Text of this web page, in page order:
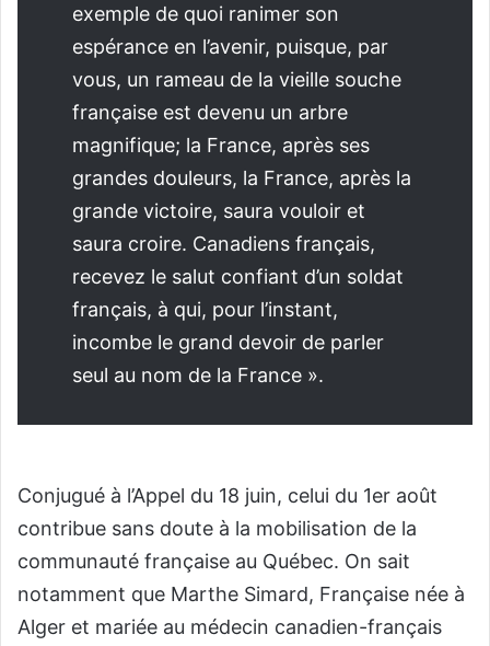
exemple de quoi ranimer son
espérance en l’avenir, puisque, par
vous, un rameau de la vieille souche
française est devenu un arbre
magnifique; la France, après ses
grandes douleurs, la France, après la
grande victoire, saura vouloir et
saura croire. Canadiens français,
recevez le salut confiant d’un soldat
français, à qui, pour l’instant,
incombe le grand devoir de parler
seul au nom de la France ».
Conjugué à l’Appel du 18 juin, celui du 1er août
contribue sans doute à la mobilisation de la
communauté française au Québec. On sait
notamment que Marthe Simard, Française née à
Alger et mariée au médecin canadien-français